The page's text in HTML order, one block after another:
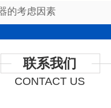
的考虑因素
联系我们
CONTACT US